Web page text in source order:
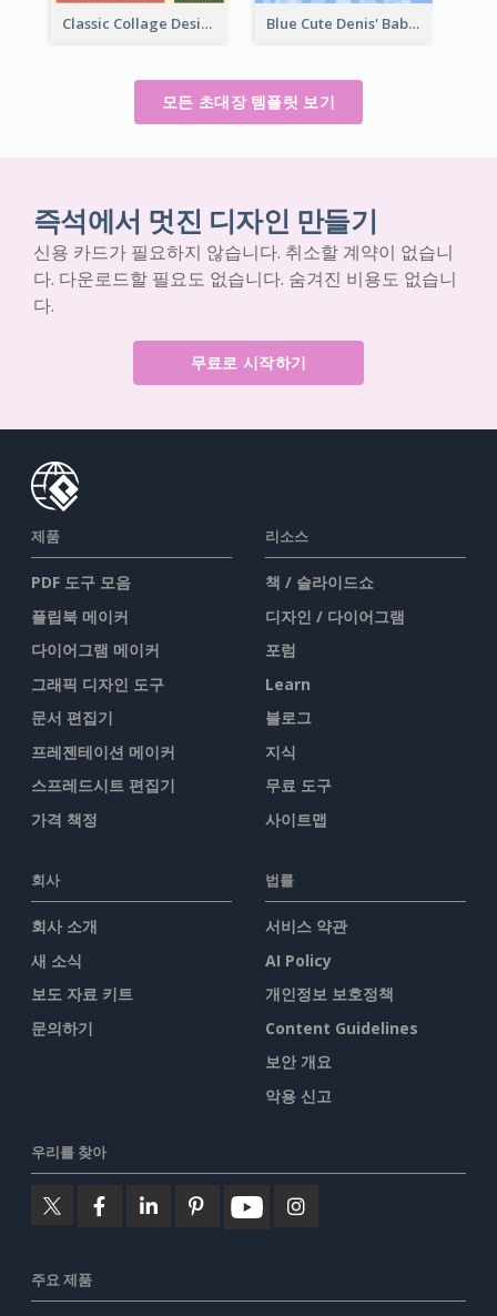
Classic Collage Design Christmas Invitation Idea Blue Cute Denis' Baby Shower Invitation
모든 초대장 템플릿 보기
즉석에서 멋진 디자인 만들기
신용 카드가 필요하지 않습니다. 취소할 계약이 없습니
다. 다운로드할 필요도 없습니다. 숨겨진 비용도 없습니
다.
무료로 시작하기
제품
PDF 도구 모음
플립북 메이커
다이어그램 메이커
그래픽 디자인 도구
문서 편집기
프레젠테이션 메이커
스프레드시트 편집기
가격 책정
리소스
책 / 슬라이드쇼
디자인 / 다이어그램
포럼
Learn
블로그
지식
무료 도구
사이트맵
회사
회사 소개
새 소식
보도 자료 키트
문의하기
법률
서비스 약관
AI Policy
개인정보 보호정책
Content Guidelines
보안 개요
악용 신고
우리를 찾아
주요 제품